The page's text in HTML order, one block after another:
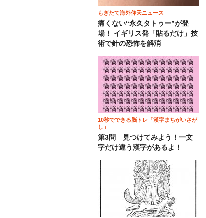
もぎたて海外仰天ニュース
痛くない“永久タトゥー”が登
場！ イギリス発「貼るだけ」技
術で針の恐怖を解消
10秒でできる脳トレ「漢字まちがいさが
し」
第3問 見つけてみよう！一文
字だけ違う漢字があるよ！